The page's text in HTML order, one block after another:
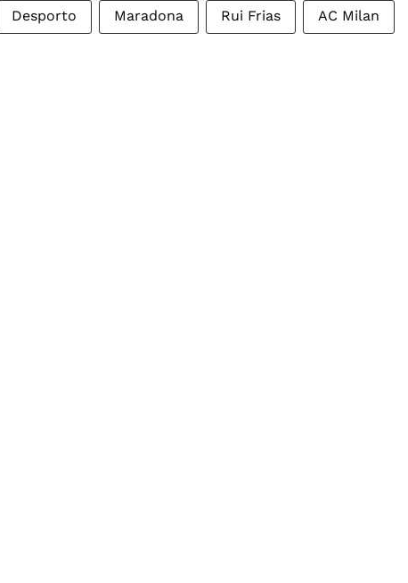
Desporto Maradona Rui Frias AC Milan